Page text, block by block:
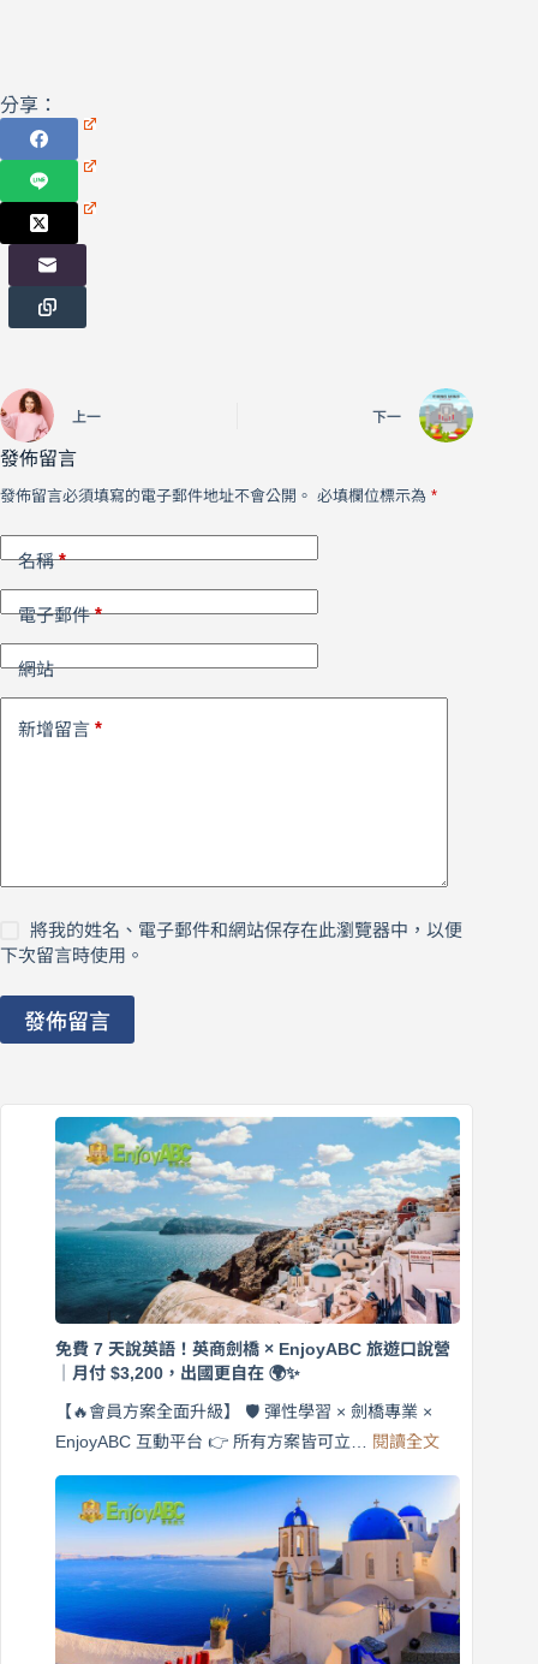
分享：
上一 下一
發佈留言
發佈留言必須填寫的電子郵件地址不會公開。 必填欄位標示為 *
名稱*
電子郵件*
網站
新增留言 *
將我的姓名、電子郵件和網站保存在此瀏覽器中，以便
下次留言時使用。
發佈留言
免費 7 天說英語！英商劍橋 × EnjoyABC 旅遊口說營
｜月付 $3,200，出國更自在 🌍✨
【🔥會員方案全面升級】 🛡️ 彈性學習 × 劍橋專業 ×
EnjoyABC 互動平台 👉 所有方案皆可立… 閱讀全文:
天
說
英
語！
英
商